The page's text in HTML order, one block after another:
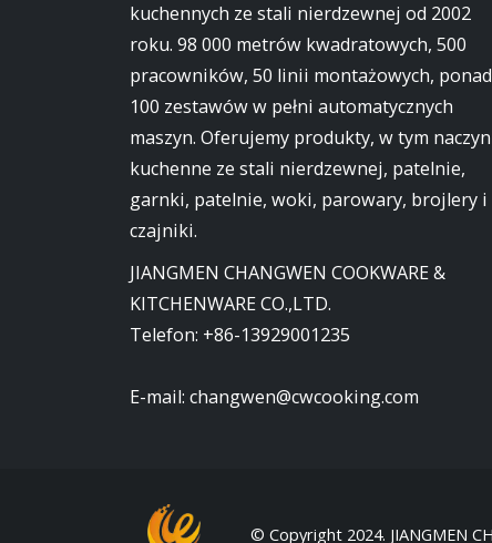
kuchennych ze stali nierdzewnej od 2002
roku. 98 000 metrów kwadratowych, 500
pracowników, 50 linii montażowych, ponad
100 zestawów w pełni automatycznych
maszyn. Oferujemy produkty, w tym
kuchenne ze stali nierdzewnej, patelnie,
garnki, patelnie, woki, parowary, brojlery i
czajniki.
JIANGMEN CHANGWEN COOKWARE &
KITCHENWARE CO.,LTD.
Telefon: +86-13929001235
E-mail: changwen@cwcooking.com
© Copyright 2024. JIANGMEN